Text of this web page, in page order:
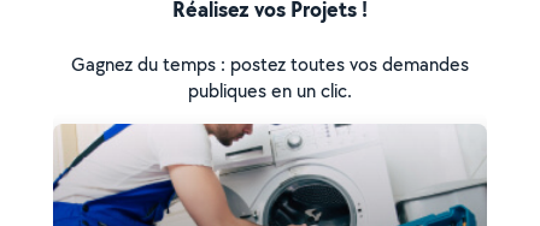
Réalisez vos Projets !
Gagnez du temps : postez toutes vos demandes
publiques en un clic.